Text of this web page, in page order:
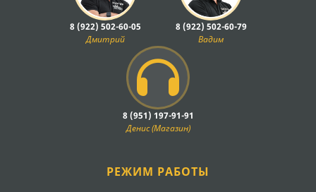
8 (922) 502-60-05
Дмитрий
8 (922) 502-60-79
Вадим
8 (951) 197-91-91
Денис (Магазин)
РЕЖИМ РАБОТЫ